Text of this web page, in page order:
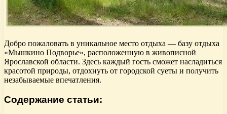
Добро пожаловать в уникальное место отдыха — базу отдыха
«Мышкино Подворье», расположенную в живописной
Ярославской области. Здесь каждый гость сможет насладиться
красотой природы, отдохнуть от городской суеты и получить
незабываемые впечатления.
Содержание статьи: